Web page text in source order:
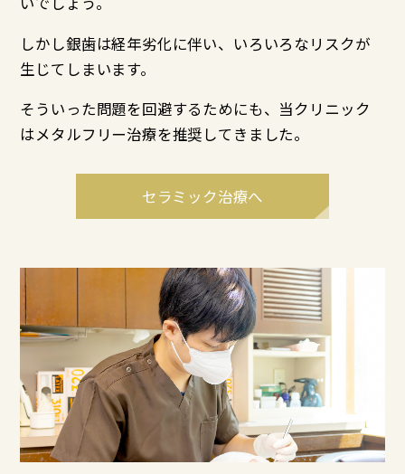
しかし銀歯は経年劣化に伴い、いろいろなリスクが
生じてしまいます。
そういった問題を回避するためにも、当クリニック
はメタルフリー治療を推奨してきました。
セラミック治療へ